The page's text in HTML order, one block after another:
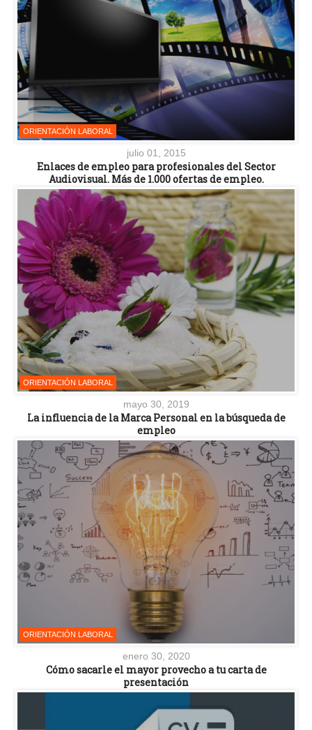
ORIENTACIÓN LABORAL
julio 01, 2015
Enlaces de empleo para profesionales del Sector
Audiovisual. Más de 1.000 ofertas de empleo.
ORIENTACIÓN LABORAL
mayo 30, 2019
La influencia de la Marca Personal en la búsqueda de
empleo
ORIENTACIÓN LABORAL
enero 30, 2020
Cómo sacarle el mayor provecho a tu carta de
presentación